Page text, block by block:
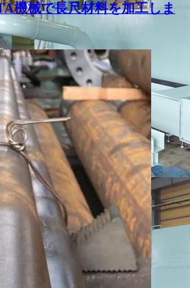
機械で長尺材料を加工しま